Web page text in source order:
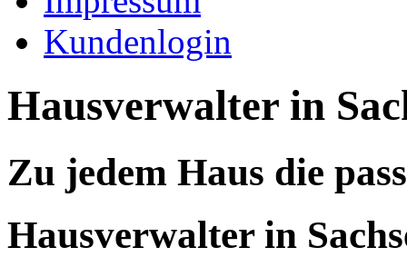
Kundenlogin
Hausverwalter in
Zu jedem Haus die
Hausverwalter in